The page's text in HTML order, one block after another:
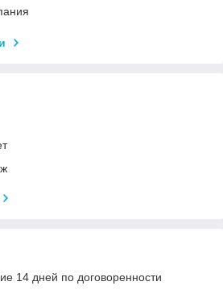
14 дней по договоренности